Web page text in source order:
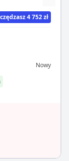
4 752 zł
Nowy